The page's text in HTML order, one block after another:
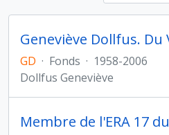
GD · Fonds · 1958-2006
Dollfus Geneviève